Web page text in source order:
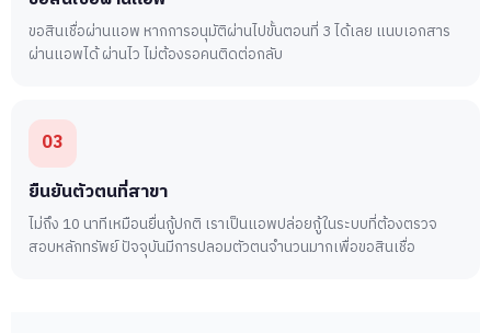
ขอสินเชื่อผ่านแอพ หากการอนุมัติผ่านไปขั้นตอนที่ 3 ได้เลย แนบเอกสาร
ผ่านแอพได้ ผ่านไว ไม่ต้องรอคนติดต่อกลับ
03
ยืนยันตัวตนที่สาขา
ไม่ถึง 10 นาทีเหมือนยื่นกู้ปกติ เราเป็นแอพปล่อยกู้ในระบบที่ต้องตรวจ
สอบหลักทรัพย์ ปัจจุบันมีการปลอมตัวตนจำนวนมากเพื่อขอสินเชื่อ